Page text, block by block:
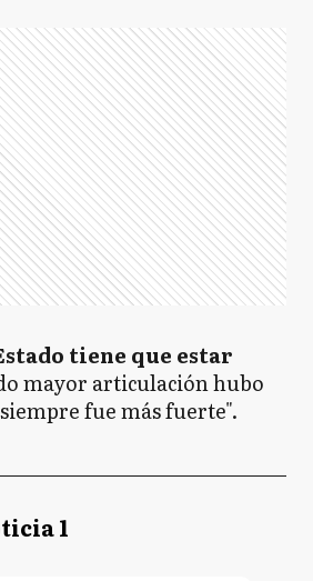
tiene que estar
mayor articulación hubo
fue más fuerte".
1